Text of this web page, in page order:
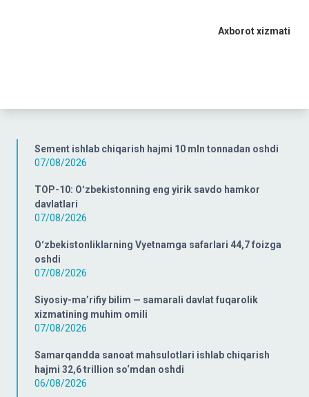
Sement ishlab chiqarish hajmi 10 mln tonnadan oshdi
07/08/2026
TOP-10: Oʻzbekistonning eng yirik savdo hamkor
davlatlari
07/08/2026
Oʻzbekistonliklarning Vyetnamga safarlari 44,7 foizga
oshdi
07/08/2026
Siyosiy-ma’rifiy bilim — samarali davlat fuqarolik
xizmatining muhim omili
07/08/2026
Samarqandda sanoat mahsulotlari ishlab chiqarish
hajmi 32,6 trillion so‘mdan oshdi
06/08/2026
Axborot xizmati